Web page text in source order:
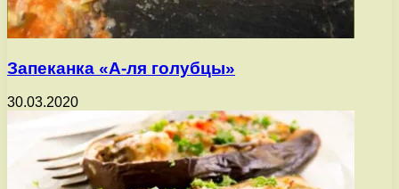
Запеканка «А-ля голубцы»
30.03.2020